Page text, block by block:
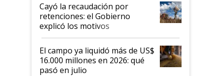
Cayó la recaudación por
retenciones: el Gobierno
explicó los motivos
El campo ya liquidó más de US$
16.000 millones en 2026: qué
pasó en julio